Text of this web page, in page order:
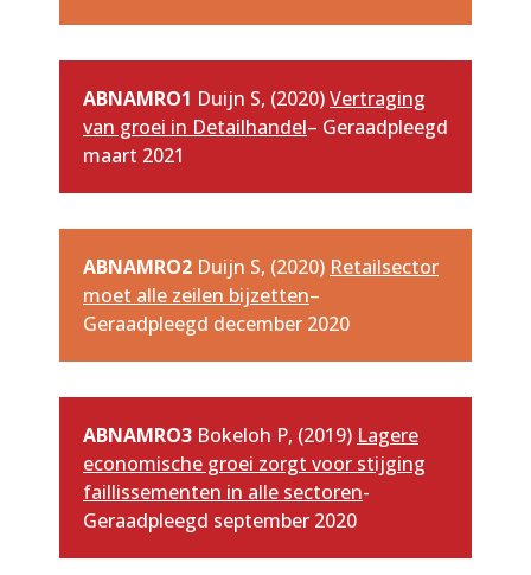
ABNAMRO1 Duijn S, (2020)Vertraging
van groei in Detailhandel– Geraadpleegd
maart 2021
ABNAMRO2 Duijn S, (2020) Retailsector
moet alle zeilen bijzetten–
Geraadpleegd december 2020
ABNAMRO3 Bokeloh P, (2019) Lagere
economische groei zorgt voor stijging
faillissementen in alle sectoren-
Geraadpleegd september 2020